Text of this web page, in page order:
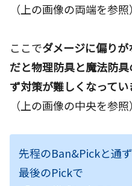
（上の画像の両端を参照）
ここでダメージに偏り
だと物理防具と魔法防
ず対策が難しくなってい
（上の画像の中央を参照）
先程のBan&Pickと通
最後のPickで